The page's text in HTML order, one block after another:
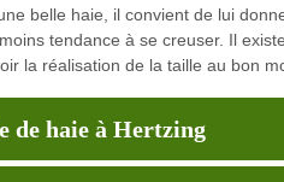
belle haie, il convient de lui
tendance à se creuser. Il
la réalisation de la taille au bon
de haie à Hertzing